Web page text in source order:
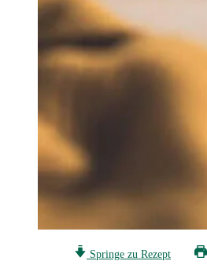
Springe zu Rezept